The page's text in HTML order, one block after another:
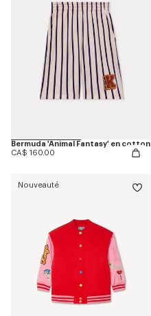
Bermuda 'Animal Fantasy' en cotton
CA$ 160.00
Nouveauté